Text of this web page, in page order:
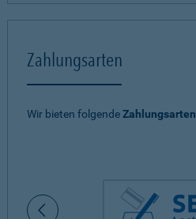
Zahlungsarten
Wir bieten folgendeZahlungsarten